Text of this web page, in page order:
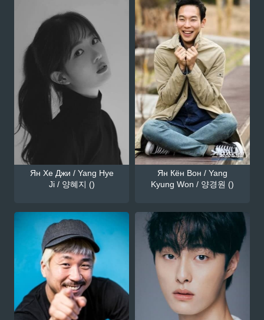
Ян Хе Джи / Yang Hye
Ji / 양혜지 ()
Ян Кён Вон / Yang
Kyung Won / 양경원 ()